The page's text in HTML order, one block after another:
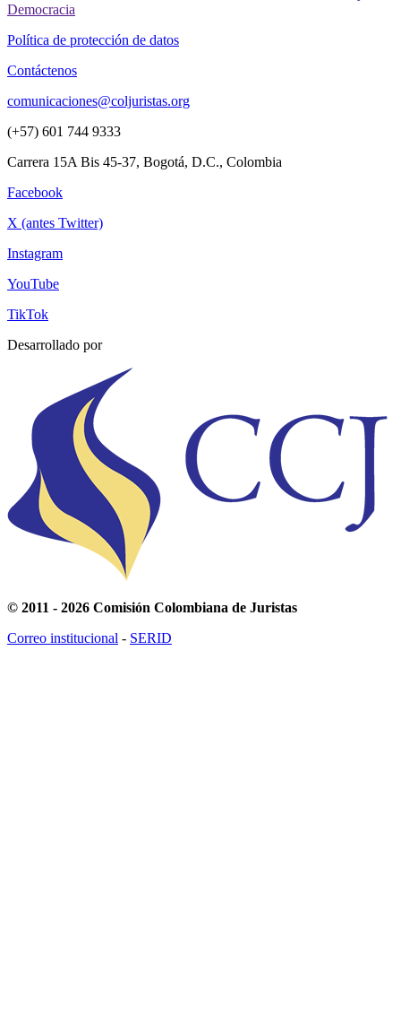
Política de protección de datos
Contáctenos
comunicaciones@coljuristas.org
(+57) 601 744 9333
Carrera 15A Bis 45-37, Bogotá, D.C., Colombia
Facebook
X (antes Twitter)
Instagram
YouTube
TikTok
Desarrollado por
© 2011 - 2026 Comisión Colombiana de Juristas
Correo institucional - SERID